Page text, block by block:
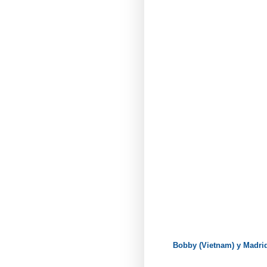
Bobby (Vietnam) y